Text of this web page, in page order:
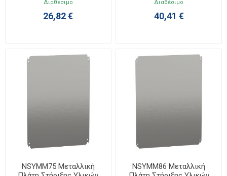
Διαθέσιμο
26,82 €
Διαθέσιμο
40,41 €
NSYMM75 Μεταλλική
NSYMM86 Μεταλλική